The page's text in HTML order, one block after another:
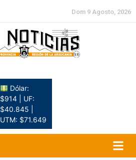
Dom 9 Agosto, 2026
Dólar:
$914 | UF:
$40.845 |
UTM: $71.649